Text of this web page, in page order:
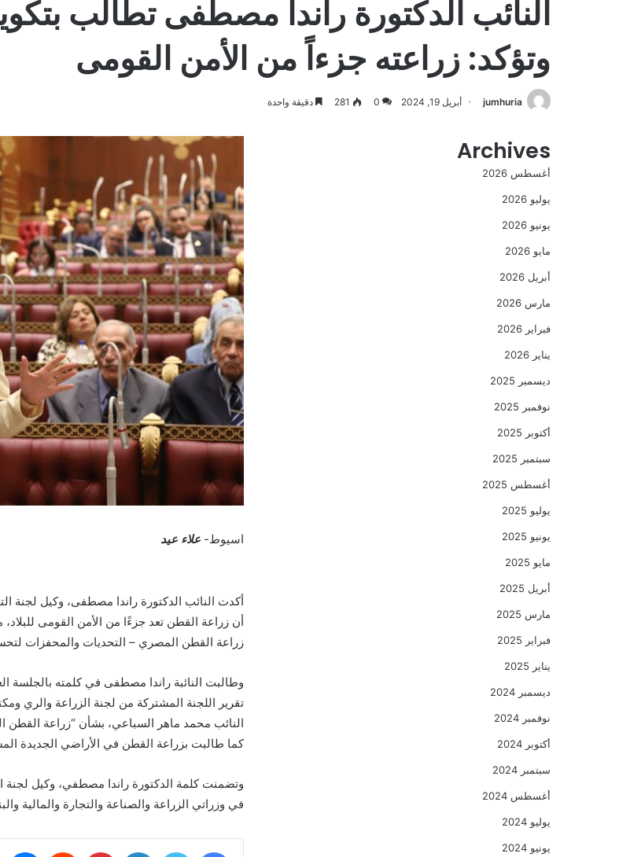
النائب الدكتورة راندا مصطفى تطالب
وتؤكد: زراعته جزءاً من الأمن القومى
jumhuria أبريل 19, 2024 0
281 دقيقة واحدة
اسيوط- علاء عيد
أكدت النائب الدكتورة راندا مصطفى، وكيل لجنة
أن زراعة القطن تعد جزءًا من الأمن القومى
زراعة القطن المصري – التحديات والمحفزات
وطالبت النائبة راندا مصطفى في كلمته بالجلسة
تقرير اللجنة المشتركة من لجنة الزراعة والري
النائب محمد ماهر السباعي، بشأن “زراعة
كما طالبت بزراعة القطن في الأراضي الجديدة
وتضمنت كلمة الدكتورة راندا مصطفي، وكيل
في وزراتي الزراعة والصناعة والتجارة
فيسبوك تويتر لينكدإن بينتيريست
Archives
أغسطس 2026
يوليو 2026
يونيو 2026
مايو 2026
أبريل 2026
مارس 2026
فبراير 2026
يناير 2026
ديسمبر 2025
نوفمبر 2025
أكتوبر 2025
سبتمبر 2025
أغسطس 2025
يوليو 2025
يونيو 2025
مايو 2025
أبريل 2025
مارس 2025
فبراير 2025
يناير 2025
ديسمبر 2024
نوفمبر 2024
أكتوبر 2024
سبتمبر 2024
أغسطس 2024
يوليو 2024
يونيو 2024